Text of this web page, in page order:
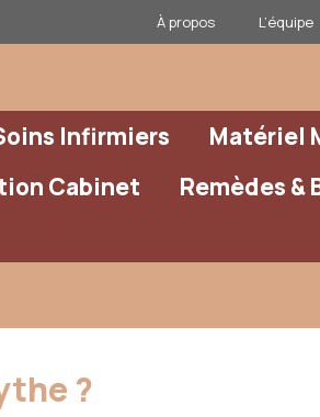
À propos L’équipe
Infirmiers
Matériel
Cabinet Remèdes &
?